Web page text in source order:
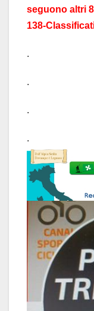
seguono altri
138-
.
.
.
.